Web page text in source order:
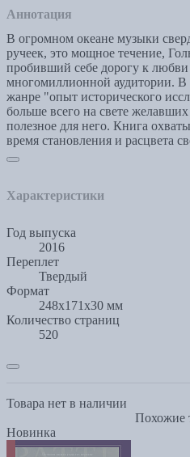
Аннотация
В огромном океане музыки
ручеек, это мощное течение,
пробивший себе дорогу к
многомиллионной аудитории. В
жанре "опыт исторического
больше всего на свете
полезное для него. Книга
время становления и расцвета
Характеристики
Год выпуска
2016
Переплет
Твердый
Формат
248x171x30 мм
Количество страниц
520
Товара нет в наличии
Похожие
Новинка